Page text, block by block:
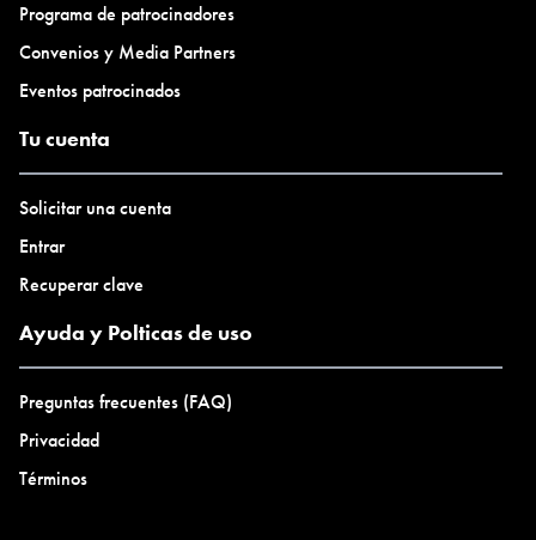
Programa de patrocinadores
Convenios y Media Partners
Eventos patrocinados
Tu cuenta
Solicitar una cuenta
Entrar
Recuperar clave
Ayuda y Polticas de uso
Preguntas frecuentes (FAQ)
Privacidad
Términos